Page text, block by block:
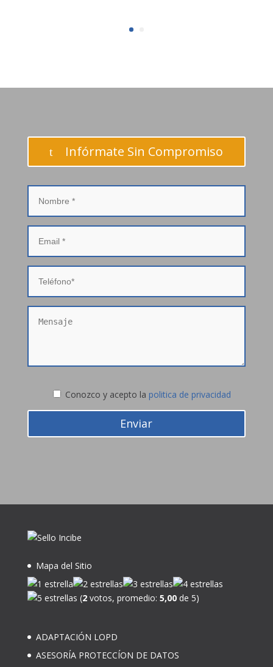
Infórmate Sin Compromiso
Conozco y acepto la politica de privacidad
Enviar
Mapa del Sitio
(2votos, promedio: 5,00de 5)
ADAPTACIÓN LOPD
ASESORÍA PROTECCÍON DE DATOS